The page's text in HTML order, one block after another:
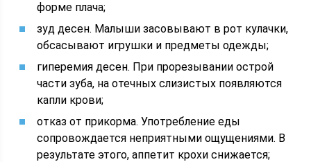
форме плача;
зуд десен. Малыши засовывают в рот кулачки,
обсасывают игрушки и предметы одежды;
гиперемия десен. При прорезывании острой
части зуба, на отечных слизистых появляются
капли крови;
отказ от прикорма. Употребление еды
сопровождается неприятными ощущениями. В
результате этого, аппетит крохи снижается;